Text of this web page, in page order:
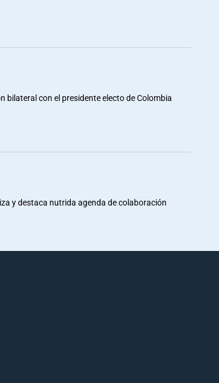
bilateral con el presidente electo de Colombia
y destaca nutrida agenda de colaboración